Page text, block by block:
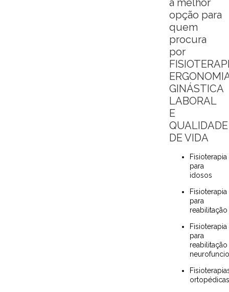
a melhor
opção para
quem
procura
por
GINÁSTICA
LABORAL
E
QUALIDADE
DE VIDA
Fisioterapia
para
idosos
Fisioterapia
para
reabilitação
Fisioterapia
para
reabilitação
Fisioterapias